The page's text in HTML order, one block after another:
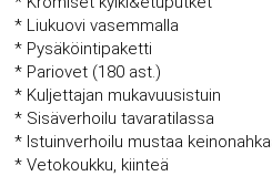
* Liukuovi vasemmalla
* Pysäköintipaketti
* Pariovet (180 ast.)
* Kuljettajan mukavuusistuin
* Sisäverhoilu tavaratilassa
* Istuinverhoilu mustaa
* Vetokoukku, kiinteä